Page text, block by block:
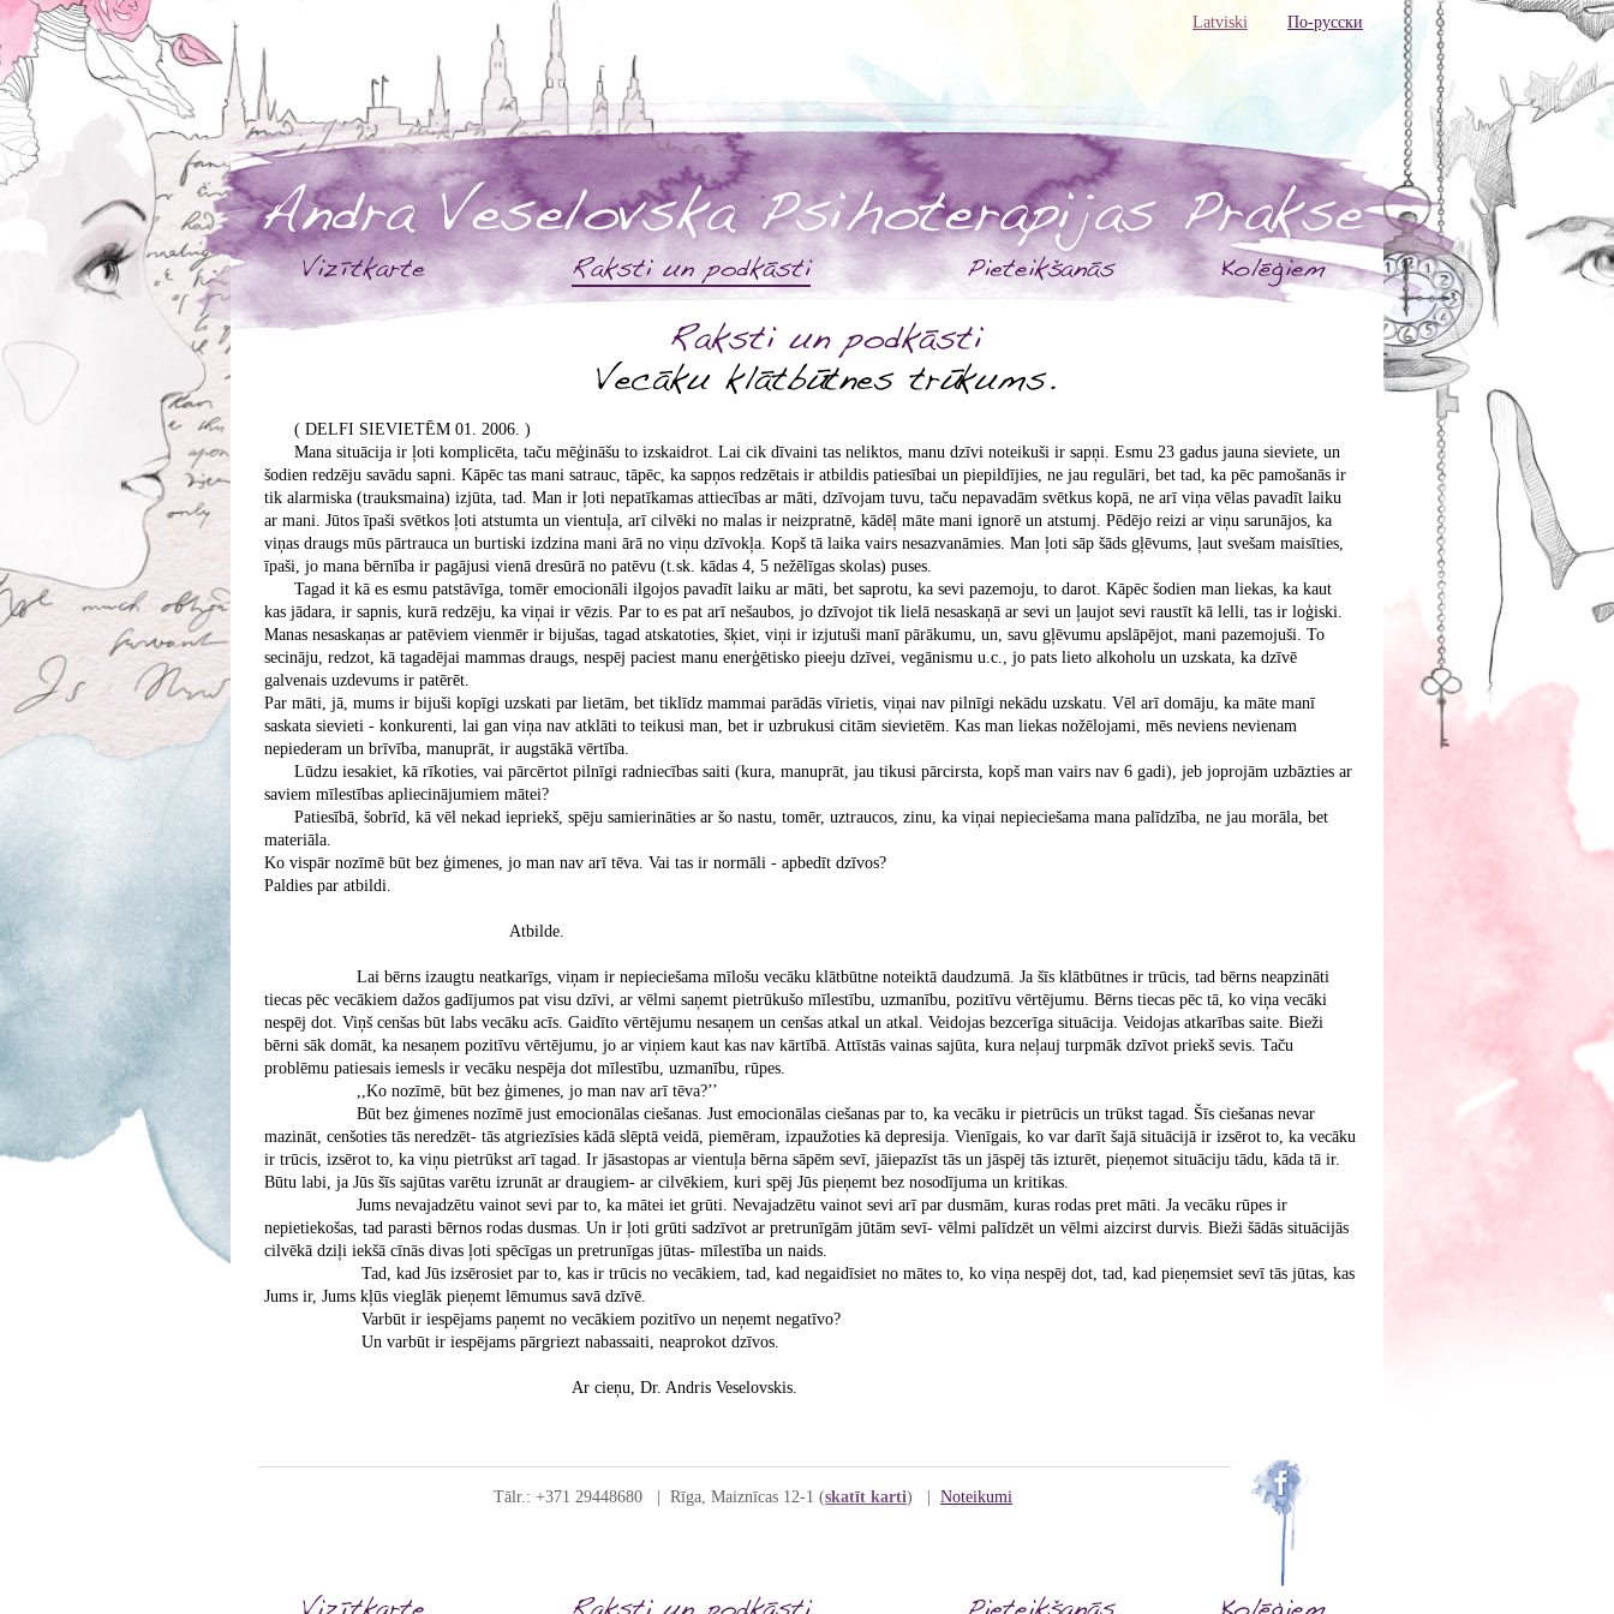
Latviski По-русски
( DELFI SIEVIETĒM 01. 2006. )
Mana situācija ir ļoti komplicēta, taču mēģināšu to izskaidrot. Lai cik dīvaini tas neliktos, manu dzīvi noteikuši ir sapņi. Esmu 23 gadus jauna sieviete, un
šodien redzēju savādu sapni. Kāpēc tas mani satrauc, tāpēc, ka sapņos redzētais ir atbildis patiesībai un piepildījies, ne jau regulāri, bet tad, ka pēc pamošanās ir
tik alarmiska (trauksmaina) izjūta, tad. Man ir ļoti nepatīkamas attiecības ar māti, dzīvojam tuvu, taču nepavadām svētkus kopā, ne arī viņa vēlas pavadīt laiku
ar mani. Jūtos īpaši svētkos ļoti atstumta un vientuļa, arī cilvēki no malas ir neizpratnē, kādēļ māte mani ignorē un atstumj. Pēdējo reizi ar viņu sarunājos, ka
viņas draugs mūs pārtrauca un burtiski izdzina mani ārā no viņu dzīvokļa. Kopš tā laika vairs nesazvanāmies. Man ļoti sāp šāds gļēvums, ļaut svešam maisīties,
īpaši, jo mana bērnība ir pagājusi vienā dresūrā no patēvu (t.sk. kādas 4, 5 nežēlīgas skolas) puses.
Tagad it kā es esmu patstāvīga, tomēr emocionāli ilgojos pavadīt laiku ar māti, bet saprotu, ka sevi pazemoju, to darot. Kāpēc šodien man liekas, ka kaut
kas jādara, ir sapnis, kurā redzēju, ka viņai ir vēzis. Par to es pat arī nešaubos, jo dzīvojot tik lielā nesaskaņā ar sevi un ļaujot sevi raustīt kā lelli, tas ir loģiski.
Manas nesaskaņas ar patēviem vienmēr ir bijušas, tagad atskatoties, šķiet, viņi ir izjutuši manī pārākumu, un, savu gļēvumu apslāpējot, mani pazemojuši. To
secināju, redzot, kā tagadējai mammas draugs, nespēj paciest manu enerģētisko pieeju dzīvei, vegānismu u.c., jo pats lieto alkoholu un uzskata, ka dzīvē
galvenais uzdevums ir patērēt.
Par māti, jā, mums ir bijuši kopīgi uzskati par lietām, bet tiklīdz mammai parādās vīrietis, viņai nav pilnīgi nekādu uzskatu. Vēl arī domāju, ka māte manī
saskata sievieti - konkurenti, lai gan viņa nav atklāti to teikusi man, bet ir uzbrukusi citām sievietēm. Kas man liekas nožēlojami, mēs neviens nevienam
nepiederam un brīvība, manuprāt, ir augstākā vērtība.
Lūdzu iesakiet, kā rīkoties, vai pārcērtot pilnīgi radniecības saiti (kura, manuprāt, jau tikusi pārcirsta, kopš man vairs nav 6 gadi), jeb joprojām uzbāzties ar
saviem mīlestības apliecinājumiem mātei?
Patiesībā, šobrīd, kā vēl nekad iepriekš, spēju samierināties ar šo nastu, tomēr, uztraucos, zinu, ka viņai nepieciešama mana palīdzība, ne jau morāla, bet
materiāla.
Ko vispār nozīmē būt bez ģimenes, jo man nav arī tēva. Vai tas ir normāli - apbedīt dzīvos?
Paldies par atbildi.
Atbilde.
Lai bērns izaugtu neatkarīgs, viņam ir nepieciešama mīlošu vecāku klātbūtne noteiktā daudzumā. Ja šīs klātbūtnes ir trūcis, tad bērns neapzināti
tiecas pēc vecākiem dažos gadījumos pat visu dzīvi, ar vēlmi saņemt pietrūkušo mīlestību, uzmanību, pozitīvu vērtējumu. Bērns tiecas pēc tā, ko viņa vecāki
nespēj dot. Viņš cenšas būt labs vecāku acīs. Gaidīto vērtējumu nesaņem un cenšas atkal un atkal. Veidojas bezcerīga situācija. Veidojas atkarības saite. Bieži
bērni sāk domāt, ka nesaņem pozitīvu vērtējumu, jo ar viņiem kaut kas nav kārtībā. Attīstās vainas sajūta, kura neļauj turpmāk dzīvot priekš sevis. Taču
problēmu patiesais iemesls ir vecāku nespēja dot mīlestību, uzmanību, rūpes.
,,Ko nozīmē, būt bez ģimenes, jo man nav arī tēva?’’
Būt bez ģimenes nozīmē just emocionālas ciešanas. Just emocionālas ciešanas par to, ka vecāku ir pietrūcis un trūkst tagad. Šīs ciešanas nevar
mazināt, cenšoties tās neredzēt- tās atgriezīsies kādā slēptā veidā, piemēram, izpaužoties kā depresija. Vienīgais, ko var darīt šajā situācijā ir izsērot to, ka vecāku
ir trūcis, izsērot to, ka viņu pietrūkst arī tagad. Ir jāsastopas ar vientuļa bērna sāpēm sevī, jāiepazīst tās un jāspēj tās izturēt, pieņemot situāciju tādu, kāda tā ir.
Būtu labi, ja Jūs šīs sajūtas varētu izrunāt ar draugiem- ar cilvēkiem, kuri spēj Jūs pieņemt bez nosodījuma un kritikas.
Jums nevajadzētu vainot sevi par to, ka mātei iet grūti. Nevajadzētu vainot sevi arī par dusmām, kuras rodas pret māti. Ja vecāku rūpes ir
nepietiekošas, tad parasti bērnos rodas dusmas. Un ir ļoti grūti sadzīvot ar pretrunīgām jūtām sevī- vēlmi palīdzēt un vēlmi aizcirst durvis. Bieži šādās situācijās
cilvēkā dziļi iekšā cīnās divas ļoti spēcīgas un pretrunīgas jūtas- mīlestība un naids.
Tad, kad Jūs izsērosiet par to, kas ir trūcis no vecākiem, tad, kad negaidīsiet no mātes to, ko viņa nespēj dot, tad, kad pieņemsiet sevī tās jūtas, kas
Jums ir, Jums kļūs vieglāk pieņemt lēmumus savā dzīvē.
Varbūt ir iespējams paņemt no vecākiem pozitīvo un neņemt negatīvo?
Un varbūt ir iespējams pārgriezt nabassaiti, neaprokot dzīvos.
Ar cieņu, Dr. Andris Veselovskis.
Tālr.: +371 29448680 | Rīga, Maiznīcas 12-1 (skatīt karti) |Noteikumi